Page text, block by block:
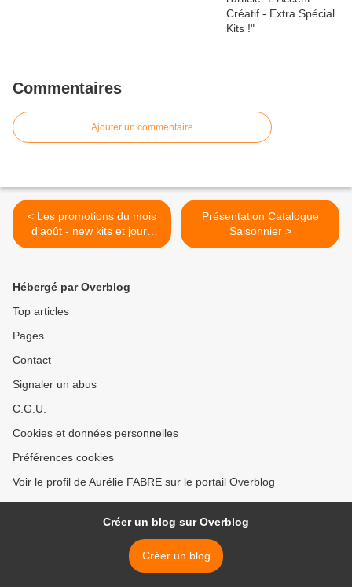
Commentaires
Ajouter un commentaire
< Les promotions du mois
d'août - new kits et jours
gagnants
Présentation Catalogue
Saisonnier >
Hébergé par Overblog
Top articles
Pages
Contact
Signaler un abus
C.G.U.
Cookies et données personnelles
Préférences cookies
Voir le profil de Aurélie FABRE sur le portail Overblog
Créer un blog sur Overblog
Créer un blog